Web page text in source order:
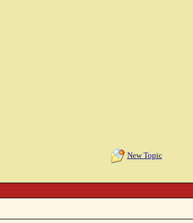
New Topic